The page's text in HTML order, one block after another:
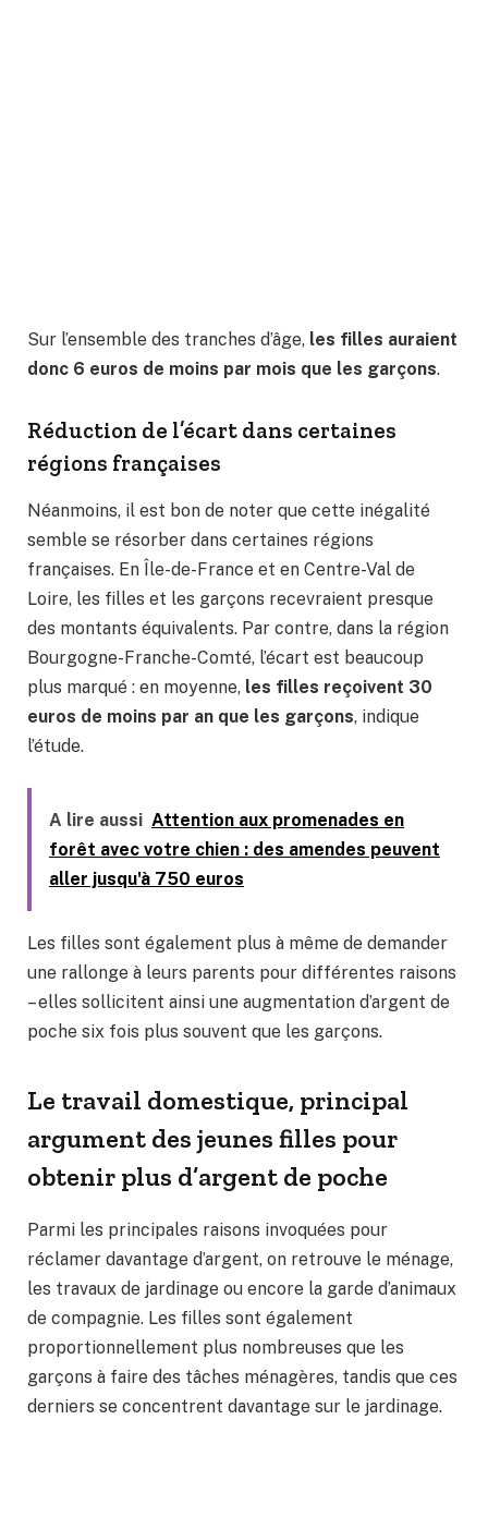
Sur l’ensemble des tranches d’âge, les filles auraient
donc 6 euros de moins par mois que les garçons.
Réduction de l’écart dans certaines
régions françaises
Néanmoins, il est bon de noter que cette inégalité
semble se résorber dans certaines régions
françaises. En Île-de-France et en Centre-Val de
Loire, les filles et les garçons recevraient presque
des montants équivalents. Par contre, dans la région
Bourgogne-Franche-Comté, l’écart est beaucoup
plus marqué : en moyenne, les filles reçoivent 30
euros de moins par an que les garçons, indique
l’étude.
A lire aussi Attention aux promenades en
forêt avec votre chien : des amendes peuvent
aller jusqu'à 750 euros
Les filles sont également plus à même de demander
une rallonge à leurs parents pour différentes raisons
– elles sollicitent ainsi une augmentation d’argent de
poche six fois plus souvent que les garçons.
Le travail domestique, principal
argument des jeunes filles pour
obtenir plus d’argent de poche
Parmi les principales raisons invoquées pour
réclamer davantage d’argent, on retrouve le ménage,
les travaux de jardinage ou encore la garde d’animaux
de compagnie. Les filles sont également
proportionnellement plus nombreuses que les
garçons à faire des tâches ménagères, tandis que ces
derniers se concentrent davantage sur le jardinage.